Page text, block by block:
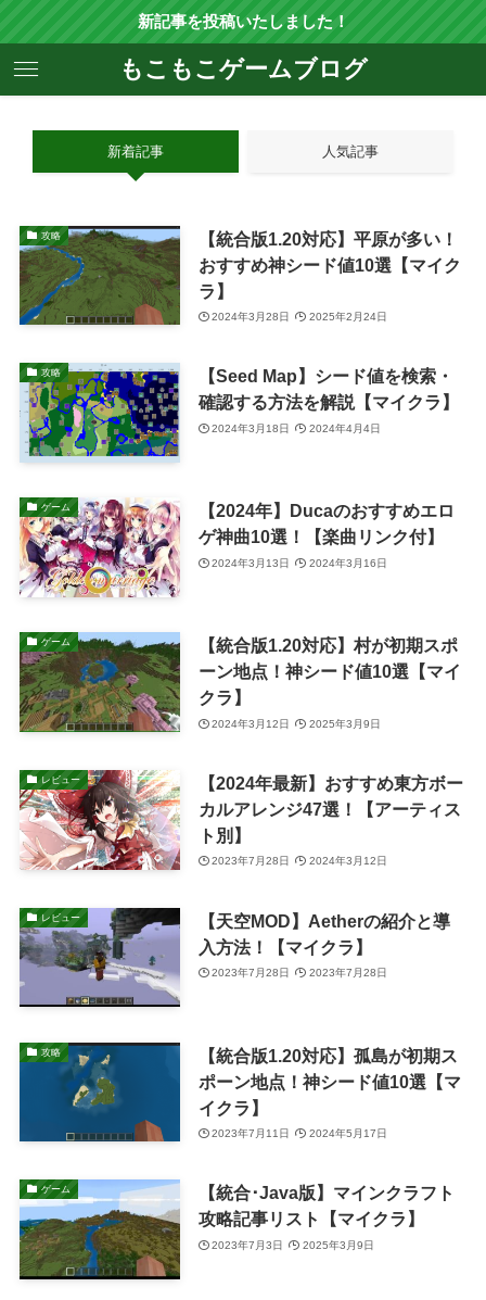
新記事を投稿いたしました！
もこもこゲームブログ
新着記事 人気記事
攻略
【統合版1.20対応】平原が多い！
おすすめ神シード値10選【マイク
ラ】
2024年3月28日 2025年2月24日
攻略
【Seed Map】シード値を検索・
確認する方法を解説【マイクラ】
2024年3月18日 2024年4月4日
ゲーム
【2024年】Ducaのおすすめエロ
ゲ神曲10選！【楽曲リンク付】
2024年3月13日 2024年3月16日
ゲーム
【統合版1.20対応】村が初期スポ
ーン地点！神シード値10選【マイ
クラ】
2024年3月12日 2025年3月9日
レビュー
【2024年最新】おすすめ東方ボー
カルアレンジ47選！【アーティス
ト別】
2023年7月28日 2024年3月12日
レビュー
【天空MOD】Aetherの紹介と導
入方法！【マイクラ】
2023年7月28日 2023年7月28日
攻略
【統合版1.20対応】孤島が初期ス
ポーン地点！神シード値10選【マ
イクラ】
2023年7月11日 2024年5月17日
ゲーム
【統合･Java版】マインクラフト
攻略記事リスト【マイクラ】
2023年7月3日 2025年3月9日